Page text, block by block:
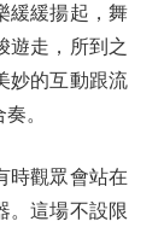
緩緩揚起，舞
遊走，所到之
妙的互動跟流
。
觀眾會站在
。這場不設限